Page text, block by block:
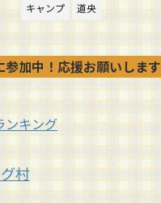
キャンプ 道央
参加中！応援お願いします
ンキング
村